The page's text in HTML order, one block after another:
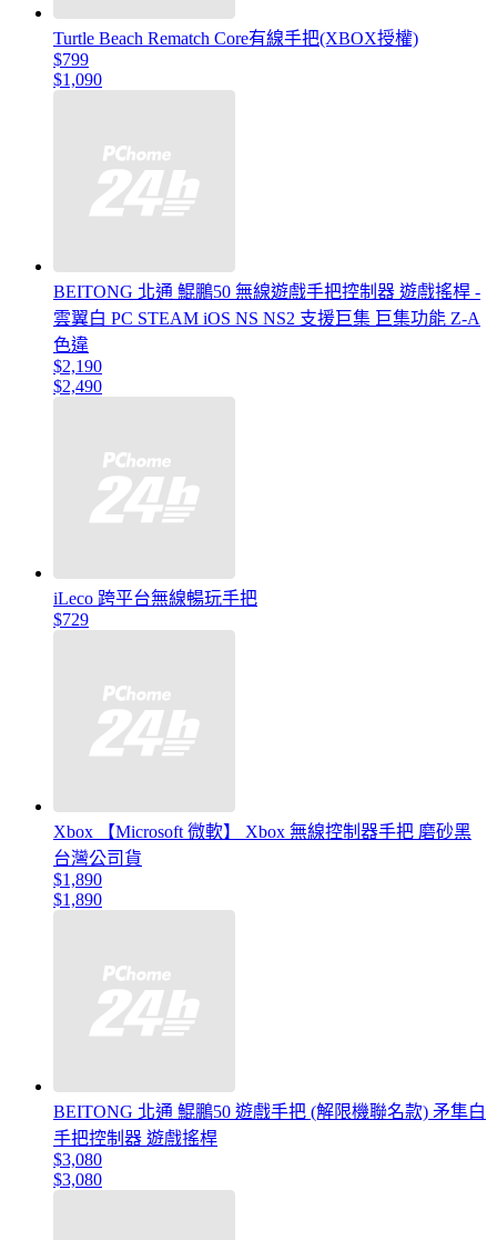
Turtle Beach Rematch Core有線手把(XBOX授權)
$799
$1,090
BEITONG 北通 鯤鵬50 無線遊戲手把控制器 遊戲搖桿 -
雲翼白 PC STEAM iOS NS NS2 支援巨集 巨集功能 Z-A
色違
$2,190
$2,490
iLeco 跨平台無線暢玩手把
$729
Xbox 【Microsoft 微軟】 Xbox 無線控制器手把 磨砂黑
台灣公司貨
$1,890
$1,890
BEITONG 北通 鯤鵬50 遊戲手把 (解限機聯名款) 矛隼白
手把控制器 遊戲搖桿
$3,080
$3,080